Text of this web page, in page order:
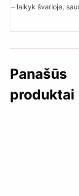
– laikyk švarioje,
Panašūs
produktai